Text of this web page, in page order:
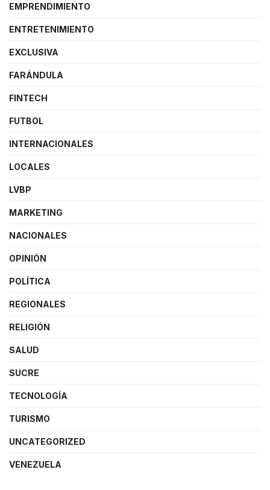
EMPRENDIMIENTO
ENTRETENIMIENTO
EXCLUSIVA
FARÁNDULA
FINTECH
FUTBOL
INTERNACIONALES
LOCALES
LVBP
MARKETING
NACIONALES
OPINIÓN
POLÍTICA
REGIONALES
RELIGIÓN
SALUD
SUCRE
TECNOLOGÍA
TURISMO
UNCATEGORIZED
VENEZUELA